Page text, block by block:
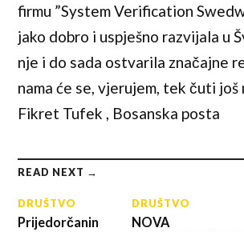
firmu ”System Verification
jako dobro i uspješno razvijala u
nje i do sada ostvarila značajne
nama će se, vjerujem, tek čuti još
Fikret Tufek , Bosanska posta
READ NEXT →
DRUŠTVO
Prijedorčanin
DRUŠTVO
NOVA